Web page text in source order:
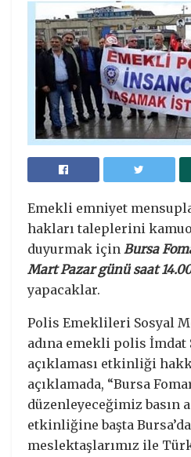
Emekli emniyet
hakları taleplerini
duyurmak için Bursa
Mart Pazar günü saat
yapacaklar.
Polis Emeklileri Sosyal
adına emekli polis İmdat
açıklaması etkinliği
açıklamada, “Bursa
düzenleyeceğimiz basın
etkinliğine başta
meslektaşlarımız ile